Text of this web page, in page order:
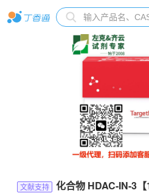
文献支持 化合物 HDAC-IN-3【